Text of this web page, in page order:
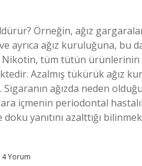
Örneğin, ağız
ayrıca ağız kuruluğuna, bu
Nikotin, tüm tütün
Azalmış tükürük ağız
ağızda neden
içmenin periodontal
yanıtını azalttığı
Yorum